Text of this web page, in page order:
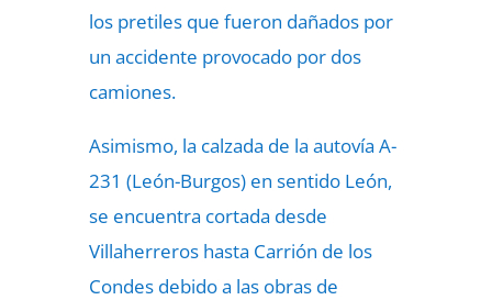
los pretiles que fueron dañados por
un accidente provocado por dos
camiones.
Asimismo, la calzada de la autovía A-
231 (León-Burgos) en sentido León,
se encuentra cortada desde
Villaherreros hasta Carrión de los
Condes debido a las obras de